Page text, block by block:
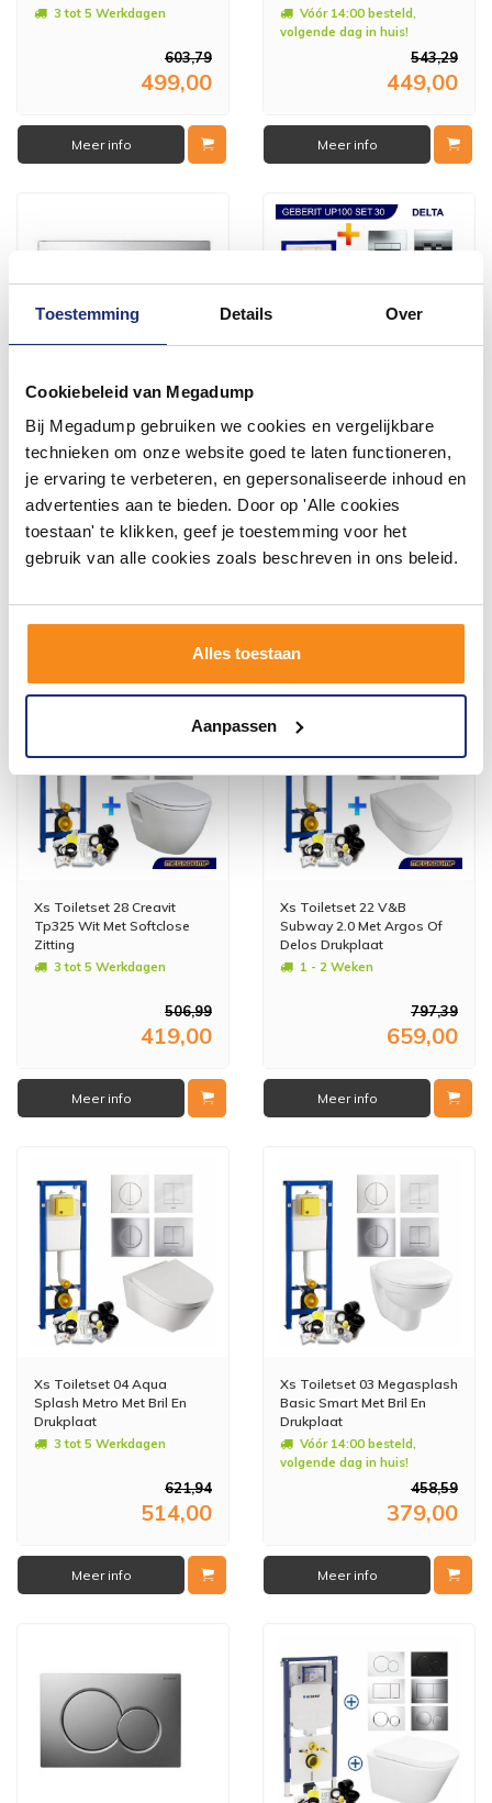
Toestemming Details Over
Cookiebeleid van Megadump
Bij Megadump gebruiken we cookies en vergelijkbare
technieken om onze website goed te laten functioneren,
je ervaring te verbeteren, en gepersonaliseerde inhoud en
advertenties aan te bieden. Door op 'Alle cookies
toestaan' te klikken, geef je toestemming voor het
gebruik van alle cookies zoals beschreven in ons beleid.
Alles toestaan
Aanpassen
3 tot 5 Werkdagen
603,79
499,00
Meer info
Vóór 14:00 besteld,
volgende dag in huis!
543,29
449,00
Meer info
Delta-25 Drukplaat Mat-
Chroom Voor De Up100
Vóór 14:00 besteld,
volgende werkdag in huis
89,24
73,75
Meer info
Up100 Toiletset 30 Villeroy
& Boch O.Novo Direct flush
Vóór 14:00 besteld,
volgende dag in huis!
460,00
Meer info
Xs Toiletset 28 Creavit
Tp325 Wit Met Softclose
Zitting
3 tot 5 Werkdagen
506,99
419,00
Meer info
Xs Toiletset 22 V&B
Subway 2.0 Met Argos Of
Delos Drukplaat
1 - 2 Weken
797,39
659,00
Meer info
Xs Toiletset 04 Aqua
Splash Metro Met Bril En
Drukplaat
3 tot 5 Werkdagen
621,94
514,00
Meer info
Xs Toiletset 03 Megasplash
Basic Smart Met Bril En
Drukplaat
Vóór 14:00 besteld,
volgende dag in huis!
458,59
379,00
Meer info